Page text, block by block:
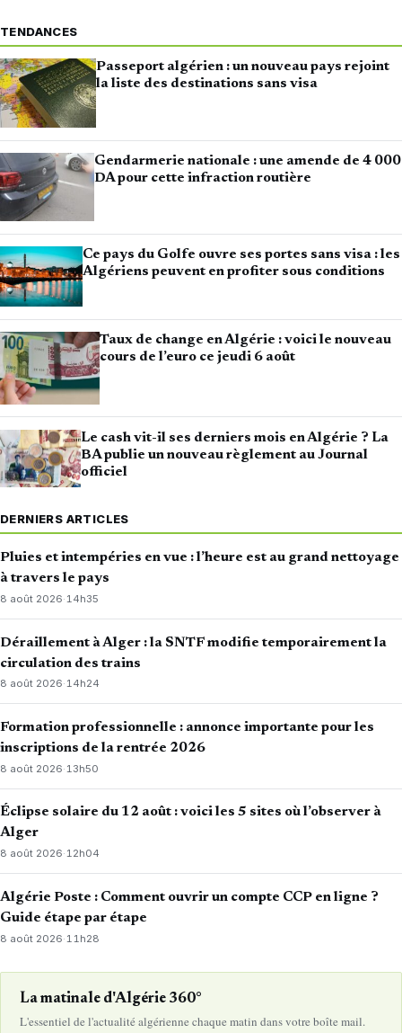
TENDANCES
Passeport algérien : un nouveau pays rejoint
la liste des destinations sans visa
Gendarmerie nationale : une amende de 4 000
DA pour cette infraction routière
Ce pays du Golfe ouvre ses portes sans visa : les
Algériens peuvent en profiter sous conditions
Taux de change en Algérie : voici le nouveau
cours de l’euro ce jeudi 6 août
Le cash vit-il ses derniers mois en Algérie ? La
BA publie un nouveau règlement au Journal
officiel
DERNIERS ARTICLES
Pluies et intempéries en vue : l’heure est au grand nettoyage
à travers le pays
8 août 2026·14h35
Déraillement à Alger : la SNTF modifie temporairement la
circulation des trains
8 août 2026·14h24
Formation professionnelle : annonce importante pour les
inscriptions de la rentrée 2026
8 août 2026· 13h50
Éclipse solaire du 12 août : voici les 5 sites où l’observer à
Alger
8 août 2026·12h04
Algérie Poste : Comment ouvrir un compte CCP en ligne ?
Guide étape par étape
8 août 2026· 11h28
La matinale d'Algérie 360°
L'essentiel de l'actualité algérienne chaque matin dans votre boîte mail.